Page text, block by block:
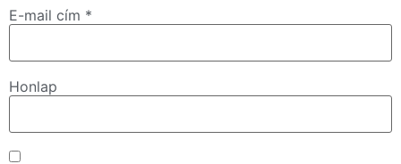
E-mail cím *
Honlap